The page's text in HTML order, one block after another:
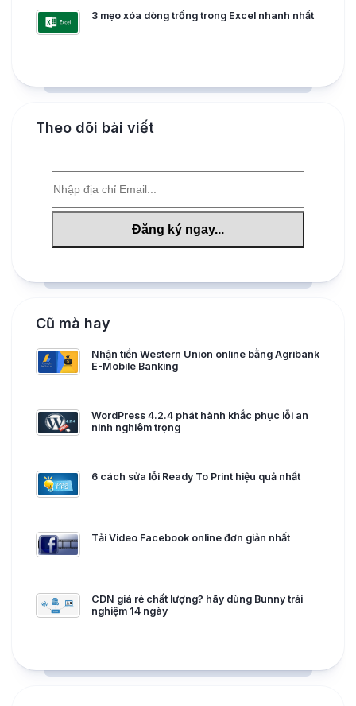
3 mẹo xóa dòng trống trong Excel nhanh nhất
Theo dõi bài viết
Cũ mà hay
Nhận tiền Western Union online bằng Agribank
E-Mobile Banking
WordPress 4.2.4 phát hành khắc phục lỗi an
ninh nghiêm trọng
6 cách sửa lỗi Ready To Print hiệu quả nhất
Tải Video Facebook online đơn giản nhất
CDN giá rẻ chất lượng? hãy dùng Bunny trải
nghiệm 14 ngày